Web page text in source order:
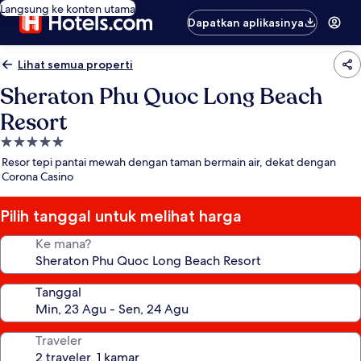
Langsung ke konten utama
Dapatkan aplikasinya
Lihat semua properti
Sheraton Phu Quoc Long Beach
Resort
Properti
bintang
5.0
Resor tepi pantai mewah dengan taman bermain air, dekat dengan
Corona Casino
Pilih tanggal untuk melihat harga
Ke mana?
Tanggal
Traveler